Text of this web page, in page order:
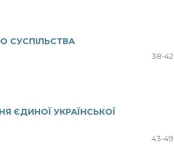
СУСПІЛЬСТВА
38-42
ЄДИНОЇ УКРАЇНСЬКОЇ
43-49